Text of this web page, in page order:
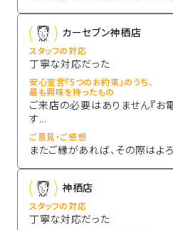
カーセブン神栖店
スタッフの対応
丁寧な対応だった
安心宣言『5つのお約束』のうち、
最も興味を持ったもの
ご来店の必要はありません『お
す...
ご意見・ご感想
またご縁があれば、その際はよ
神栖店
スタッフの対応
丁寧な対応だった